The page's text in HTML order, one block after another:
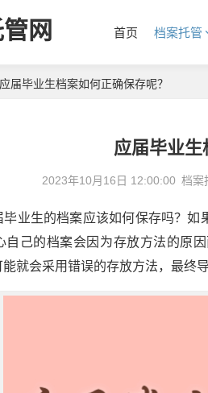
网 首页 档案托管
应届毕业生档案如何正确保存呢？
应届毕业生
2023年10月16日 12:00:00 档案
毕业生的档案应该如何保存吗？
自己的档案会因为存放方法的原
就会采用错误的存放方法，最终导